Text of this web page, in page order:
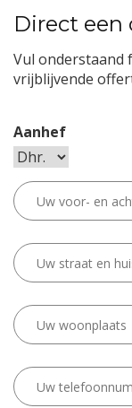
Direct een
Vul onderstaand
vrijblijvende
Aanhef